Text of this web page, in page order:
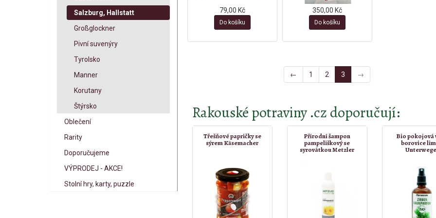
Salzburg, Hallstatt
Großglockner
Pivní suvenýry
Tyrolsko
Manner
Korutany
Štýrsko
Oblečení
Rarity
Doporučujeme
VÝPRODEJ - AKCE!
Stolní hry, karty, puzzle
79,00 Kč
Do košíku
350,00 Kč
Do košíku
← 1 2 3 →
Rakouské potraviny .cz doporučují:
Třešňové papričky se
sýrem Käsemacher
Přírodní šampon
pampeliškový se
syrovátkou Metzler
Bio pokojová
borovice